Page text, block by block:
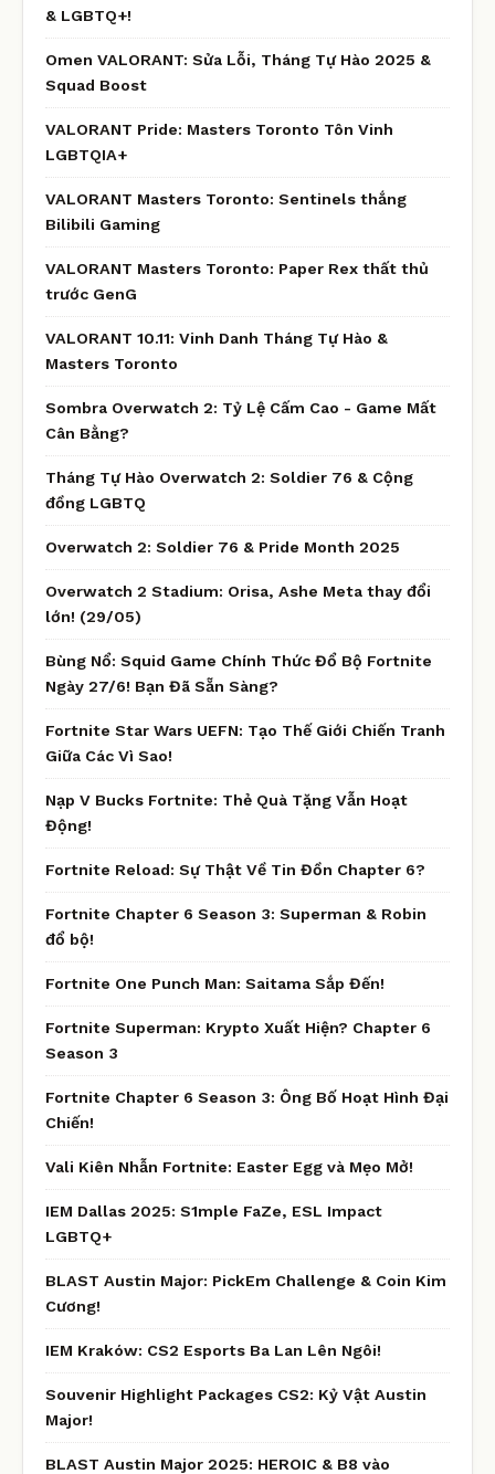
& LGBTQ+!
Omen VALORANT: Sửa Lỗi, Tháng Tự Hào 2025 &
Squad Boost
VALORANT Pride: Masters Toronto Tôn Vinh
LGBTQIA+
VALORANT Masters Toronto: Sentinels thắng
Bilibili Gaming
VALORANT Masters Toronto: Paper Rex thất thủ
trước GenG
VALORANT 10.11: Vinh Danh Tháng Tự Hào &
Masters Toronto
Sombra Overwatch 2: Tỷ Lệ Cấm Cao - Game Mất
Cân Bằng?
Tháng Tự Hào Overwatch 2: Soldier 76 & Cộng
đồng LGBTQ
Overwatch 2: Soldier 76 & Pride Month 2025
Overwatch 2 Stadium: Orisa, Ashe Meta thay đổi
lớn! (29/05)
Bùng Nổ: Squid Game Chính Thức Đổ Bộ Fortnite
Ngày 27/6! Bạn Đã Sẵn Sàng?
Fortnite Star Wars UEFN: Tạo Thế Giới Chiến Tranh
Giữa Các Vì Sao!
Nạp V Bucks Fortnite: Thẻ Quà Tặng Vẫn Hoạt
Động!
Fortnite Reload: Sự Thật Về Tin Đồn Chapter 6?
Fortnite Chapter 6 Season 3: Superman & Robin
đổ bộ!
Fortnite One Punch Man: Saitama Sắp Đến!
Fortnite Superman: Krypto Xuất Hiện? Chapter 6
Season 3
Fortnite Chapter 6 Season 3: Ông Bố Hoạt Hình Đại
Chiến!
Vali Kiên Nhẫn Fortnite: Easter Egg và Mẹo Mở!
IEM Dallas 2025: S1mple FaZe, ESL Impact
LGBTQ+
BLAST Austin Major: PickEm Challenge & Coin Kim
Cương!
IEM Kraków: CS2 Esports Ba Lan Lên Ngôi!
Souvenir Highlight Packages CS2: Kỷ Vật Austin
Major!
BLAST Austin Major 2025: HEROIC & B8 vào